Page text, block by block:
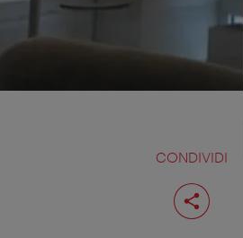
CONDIVIDI
Condividi
pagina